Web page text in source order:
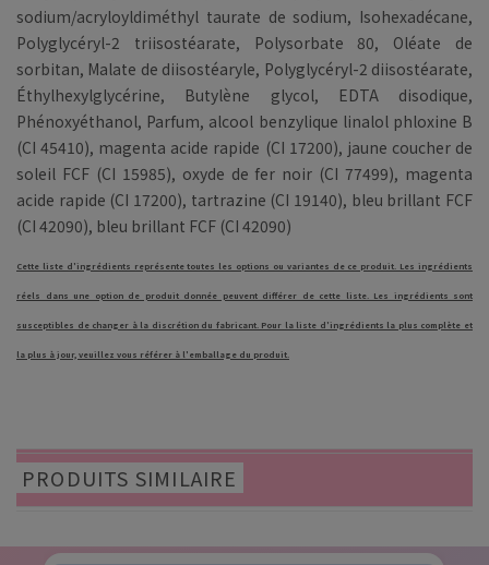
sodium/acryloyldiméthyl taurate de sodium, Isohexadécane,
Polyglycéryl-2 triisostéarate, Polysorbate 80, Oléate de
sorbitan, Malate de diisostéaryle, Polyglycéryl-2 diisostéarate,
Éthylhexylglycérine, Butylène glycol, EDTA disodique,
Phénoxyéthanol, Parfum, alcool benzylique linalol phloxine B
(CI 45410), magenta acide rapide (CI 17200), jaune coucher de
soleil FCF (CI 15985), oxyde de fer noir (CI 77499), magenta
acide rapide (CI 17200), tartrazine (CI 19140), bleu brillant FCF
(CI 42090), bleu brillant FCF (CI 42090)
Cette liste d'ingrédients représente toutes les options ou variantes de ce produit. Les ingrédients
réels dans une option de produit donnée peuvent différer de cette liste. Les ingrédients sont
susceptibles de changer à la discrétion du fabricant. Pour la liste d'ingrédients la plus complète et
la plus à jour, veuillez vous référer à l'emballage du produit.
PRODUITS SIMILAIRE